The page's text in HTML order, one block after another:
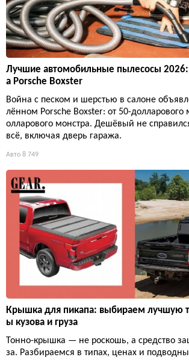
Лучшие автомобильные пылесосы 2026:
а Porsche Boxster
Война с песком и шерстью в салоне
лённом Porsche Boxster: от 50-
олларового монстра. Дешёвый не
всё, включая дверь гаража.
Авто 8 749
Крышка для пикапа: выбираем лучшую
ы кузова и груза
Тонно-крышка — не роскошь, а средство
за. Разбираемся в типах, ценах и